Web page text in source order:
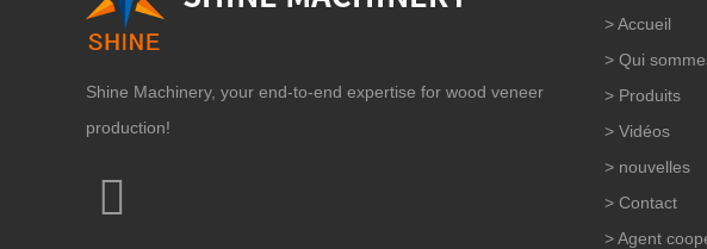
Shine Machinery, your end-to-end expertise for wood veneer
production!
>Accueil
> Qui
> Produits
> Vidéos
> nouvelles
> Contact
>Agent